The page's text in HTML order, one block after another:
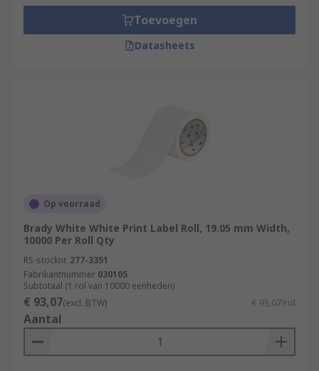
Toevoegen
Datasheets
Op voorraad
Brady White White Print Label Roll, 19.05 mm Width,
10000 Per Roll Qty
RS-stocknr. 277-3351
Fabrikantnummer 030105
Subtotaal (1 rol van 10000 eenheden)
€ 93,07(excl. BTW) € 93,07/rol
Aantal